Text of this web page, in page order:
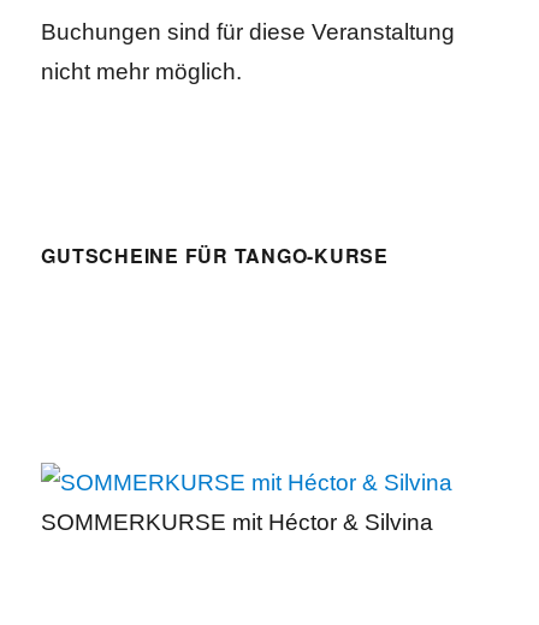
Buchungen sind für diese Veranstaltung
nicht mehr möglich.
GUTSCHEINE FÜR TANGO-KURSE
SOMMERKURSE mit Héctor & Silvina